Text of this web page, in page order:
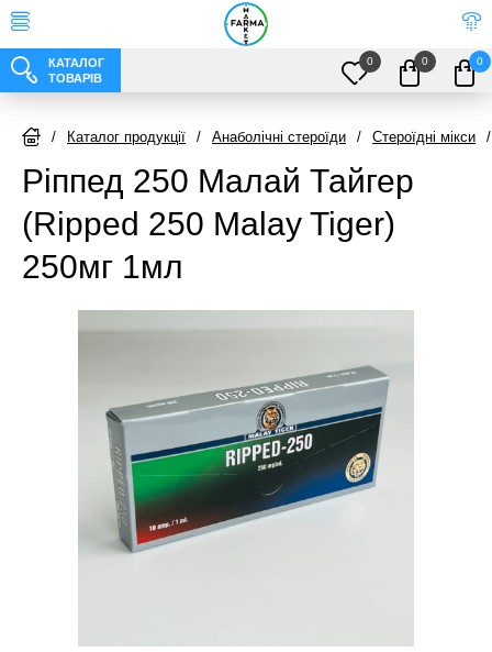
КАТАЛОГ
ТОВАРІВ
0 0 0
/ Каталог продукції / Анаболічні стероїди / Стероїдні мікси /
Ріппед 250 Малай Тайгер
(Ripped 250 Malay Tiger)
250мг 1мл